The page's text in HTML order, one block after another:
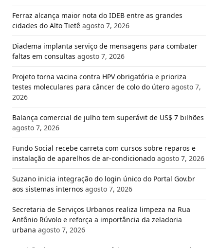
Ferraz alcança maior nota do IDEB entre as grandes
cidades do Alto Tietê agosto 7, 2026
Diadema implanta serviço de mensagens para combater
faltas em consultas agosto 7, 2026
Projeto torna vacina contra HPV obrigatória e prioriza
testes moleculares para câncer de colo do útero agosto 7,
2026
Balança comercial de julho tem superávit de US$ 7 bilhões
agosto 7, 2026
Fundo Social recebe carreta com cursos sobre reparos e
instalação de aparelhos de ar-condicionado agosto 7, 2026
Suzano inicia integração do login único do Portal Gov.br
aos sistemas internos agosto 7, 2026
Secretaria de Serviços Urbanos realiza limpeza na Rua
Antônio Rúvolo e reforça a importância da zeladoria
urbana agosto 7, 2026